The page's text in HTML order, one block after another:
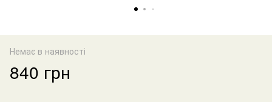
Немає в наявності
840 грн